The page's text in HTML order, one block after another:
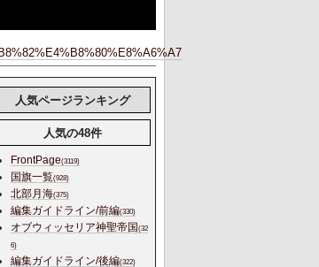
人気ページランキング
人気の48件
FrontPage(3119)
国旗一覧(928)
北部月海(375)
編集ガイドライン/前編(330)
オブウィッセリア神聖帝国(32
6)
編集ガイドライン/後編(322)